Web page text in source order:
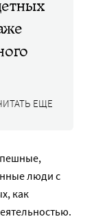
ЕЩЕ
люди с
как